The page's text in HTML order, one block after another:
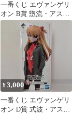
一番くじ エヴァンゲリ
オン B賞 惣流・アス
カ・ラングレー フィギ
¥3,000
一番くじ エヴァンゲリ
オン D賞 式波・アス